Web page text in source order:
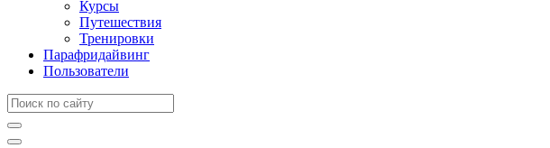
Курсы
Путешествия
Тренировки
Парафридайвинг
Пользователи